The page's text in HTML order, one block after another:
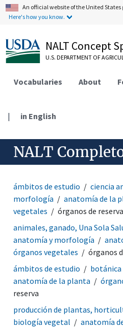
An official website of the United
Here's how you know.
NALT Concept
U.S. DEPARTMENT OF
Vocabularies About
| in English
NALT
ámbitos de estudio ciencia
morfología
anatomía de la
vegetales
órganos de reserva
animales, ganado, Una Sola
anatomía y morfología
órganos vegetales
órganos
ámbitos de estudio
botánica
anatomía de la planta
reserva
producción de plantas,
biología vegetal
anatomía